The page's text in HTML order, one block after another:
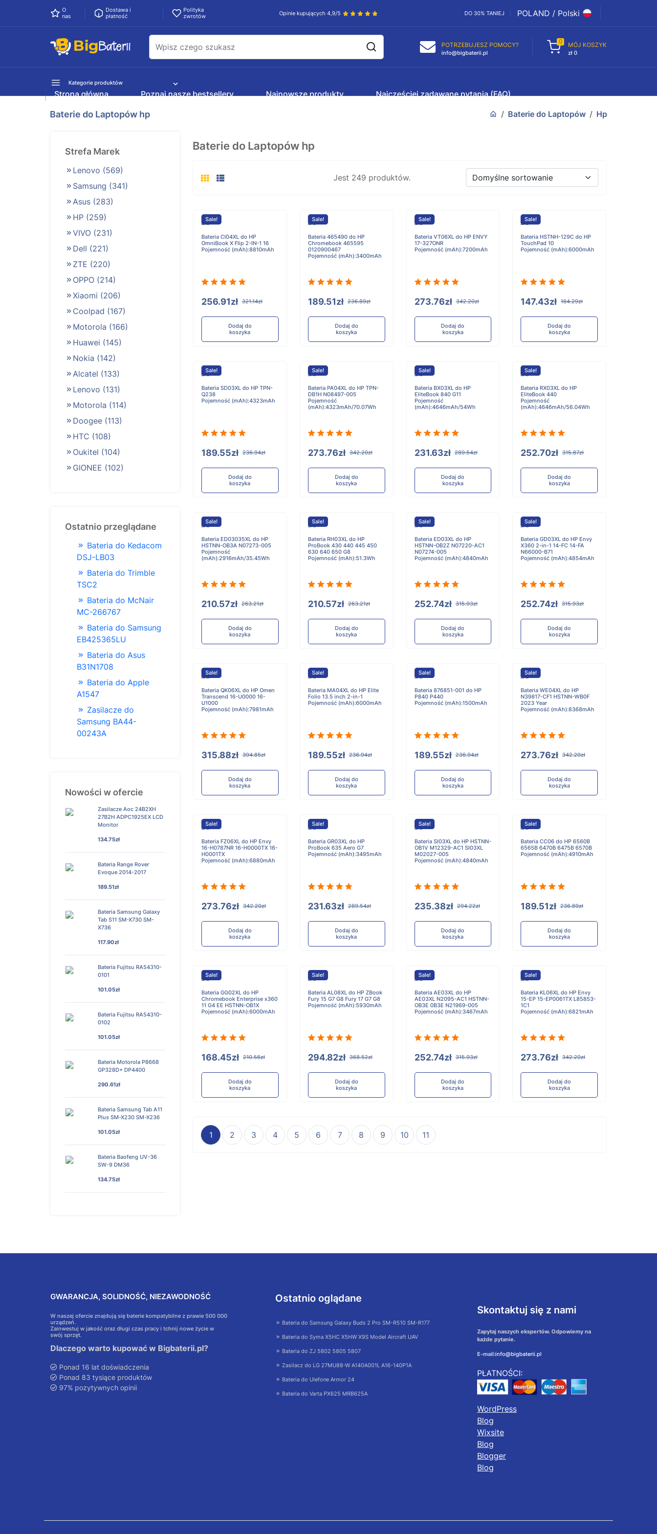
O
nas
Dostawa i
płatność
Polityka
zwrotów
Opinie kupujących 4,9/5 DO 30% TANIEJ POLAND / Polski
POTRZEBUJESZ POMOCY?
info@bigbaterii.pl
0 MÓJ KOSZYK
zł 0
Kategorie produktów
Strona główna Poznaj nasze bestsellery Najnowsze produkty Najczęściej zadawane pytania (FAQ)
Baterie do Laptopów hp Baterie do Laptopów Hp
Strefa Marek
Lenovo (569)
Samsung (341)
Asus (283)
HP (259)
VIVO (231)
Dell (221)
ZTE (220)
OPPO (214)
Xiaomi (206)
Coolpad (167)
Motorola (166)
Huawei (145)
Nokia (142)
Alcatel (133)
Lenovo (131)
Motorola (114)
Doogee (113)
HTC (108)
Oukitel (104)
GIONEE (102)
Ostatnio przeglądane
Bateria do Kedacom
DSJ-LB03
Bateria do Trimble
TSC2
Bateria do McNair
MC-266767
Bateria do Samsung
EB425365LU
Bateria do Asus
B31N1708
Bateria do Apple
A1547
Zasilacze do
Samsung BA44-
00243A
Nowości w ofercie
Zasilacze Aoc 24B2XH
27B2H ADPC1925EX LCD
Monitor
134.75zł
Bateria Range Rover
Evoque 2014-2017
189.51zł
Bateria Samsung Galaxy
Tab S11 SM-X730 SM-
X736
117.90zł
Bateria Fujitsu RA54310-
0101
101.05zł
Bateria Fujitsu RA54310-
0102
101.05zł
Bateria Motorola P8668
GP328D+ DP4400
290.61zł
Bateria Samsung Tab A11
Plus SM-X230 SM-X236
101.05zł
Bateria Baofeng UV-36
SW-9 DM36
134.75zł
Baterie do Laptopów hp
Jest 249 produktów.
Sale!
Bateria CI04XL do HP
OmniBook X Flip 2-IN-1 16
Pojemność (mAh):8810mAh
256.91zł 321.14zł
Dodaj do
koszyka
Sale!
Bateria 465490 do HP
Chromebook 465595
0120900467
Pojemność (mAh):3400mAh
189.51zł 236.89zł
Dodaj do
koszyka
Sale!
Bateria VT06XL do HP ENVY
17-327ONR
Pojemność (mAh):7200mAh
273.76zł 342.20zł
Dodaj do
koszyka
Sale!
Bateria HSTNH-129C do HP
TouchPad 10
Pojemność (mAh):6000mAh
147.43zł 184.29zł
Dodaj do
koszyka
Sale!
Bateria SD03XL do HP TPN-
Q238
Pojemność (mAh):4323mAh
189.55zł 236.94zł
Dodaj do
koszyka
Sale!
Bateria PA04XL do HP TPN-
DB1H N08497-005
Pojemność
(mAh):4323mAh/70.07Wh
273.76zł 342.20zł
Dodaj do
koszyka
Sale!
Bateria BX03XL do HP
EliteBook 840 G11
Pojemność
(mAh):4646mAh/54Wh
231.63zł 289.54zł
Dodaj do
koszyka
Sale!
Bateria RX03XL do HP
EliteBook 440
Pojemność
(mAh):4646mAh/56.04Wh
252.70zł 315.87zł
Dodaj do
koszyka
Sale!
Bateria ED03035XL do HP
HSTNN-OB3A N07273-005
Pojemność
(mAh):2916mAh/35.45Wh
210.57zł 263.21zł
Dodaj do
koszyka
Sale!
Bateria RH03XL do HP
ProBook 430 440 445 450
630 640 650 G8
Pojemność (mAh):51.3Wh
210.57zł 263.21zł
Dodaj do
koszyka
Sale!
Bateria ED03XL do HP
HSTNN-OB2Z N07220-AC1
N07274-005
Pojemność (mAh):4840mAh
252.74zł 315.93zł
Dodaj do
koszyka
Sale!
Bateria GD03XL do HP Envy
X360 2-in-1 14-FC 14-FA
N66000-B71
Pojemność (mAh):4854mAh
252.74zł 315.93zł
Dodaj do
koszyka
Sale!
Bateria QK06XL do HP Omen
Transcend 16-U0000 16-
U1000
Pojemność (mAh):7981mAh
315.88zł 394.85zł
Dodaj do
koszyka
Sale!
Bateria MA04XL do HP Elite
Folio 13.5 inch 2-in-1
Pojemność (mAh):6000mAh
189.55zł 236.94zł
Dodaj do
koszyka
Sale!
Bateria 876851-001 do HP
P840 P440
Pojemność (mAh):1500mAh
189.55zł 236.94zł
Dodaj do
koszyka
Sale!
Bateria WE04XL do HP
N39817-CF1 HSTNN-WB0F
2023 Year
Pojemność (mAh):8368mAh
273.76zł 342.20zł
Dodaj do
koszyka
Sale!
Bateria FZ06XL do HP Envy
16-H0787NR 16-H0000TX 16-
H0001TX
Pojemność (mAh):6880mAh
273.76zł 342.20zł
Dodaj do
koszyka
Sale!
Bateria GR03XL do HP
ProBook 635 Aero G7
Pojemność (mAh):3495mAh
231.63zł 289.54zł
Dodaj do
koszyka
Sale!
Bateria SI03XL do HP HSTNN-
OB1V M12329-AC1 SI03XL
M02027-005
Pojemność (mAh):4840mAh
235.38zł 294.22zł
Dodaj do
koszyka
Sale!
Bateria CC06 do HP 6560B
6565B 6470B 6475B 6570B
Pojemność (mAh):4910mAh
189.51zł 236.89zł
Dodaj do
koszyka
Sale!
Bateria GG02XL do HP
Chromebook Enterprise x360
11 G4 EE HSTNN-OB1X
Pojemność (mAh):6000mAh
168.45zł 210.56zł
Dodaj do
koszyka
Sale!
Bateria AL08XL do HP ZBook
Fury 15 G7 G8 Fury 17 G7 G8
Pojemność (mAh):5930mAh
294.82zł 368.52zł
Dodaj do
koszyka
Sale!
Bateria AE03XL do HP
AE03XL N2095-AC1 HSTNN-
OB3E 0B3E N21969-005
Pojemność (mAh):3467mAh
252.74zł 315.93zł
Dodaj do
koszyka
Sale!
Bateria KL06XL do HP Envy
15-EP 15-EP0061TX L85853-
1C1
Pojemność (mAh):6821mAh
273.76zł 342.20zł
Dodaj do
koszyka
1 2 3 4 5 6 7 8 9 10 11
GWARANCJA, SOLIDNOŚĆ, NIEZAWODNOŚĆ
W naszej ofercie znajdują się baterie kompatybilne z prawie 500 000
urządzeń.
Zainwestuj w jakość oraz długi czas pracy i tchnij nowe życie w
swój sprzęt.
Dlaczego warto kupować w Bigbaterii.pl?
Ponad 16 lat doświadczenia
Ponad 83 tysiące produktów
97% pozytywnych opinii
Ostatnio oglądane
Bateria do Samsung Galaxy Buds 2 Pro SM-R510 SM-R177
Bateria do Syma X5HC X5HW X9S Model Aircraft UAV
Bateria do ZJ 5802 5805 5807
Zasilacz do LG 27MU88-W A140A001L A16-140P1A
Bateria do Ulefone Armor 24
Bateria do Varta PX625 MRB625A
Skontaktuj się z nami
Zapytaj naszych ekspertów. Odpowiemy na
każde pytanie.
E-mail:info@bigbaterii.pl
PŁATNOŚCI:
WordPress
Blog
Wixsite
Blog
Blogger
Blog